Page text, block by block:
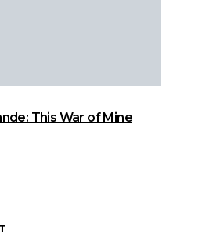
This War of Mine